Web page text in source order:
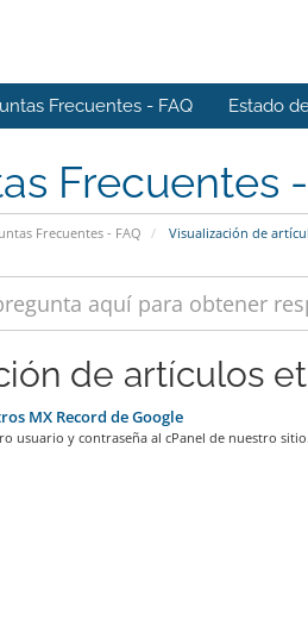
Frecuentes - FAQ Estado
Frecuentes
Frecuentes - FAQ Visualización de
de artículos
MX Record de Google
usuario y contraseña al cPanel de nuestro